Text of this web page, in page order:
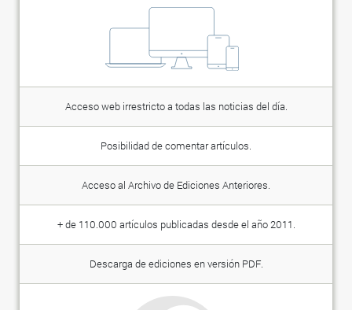
Acceso web irrestricto a todas las noticias del día.
Posibilidad de comentar artículos.
Acceso al Archivo de Ediciones Anteriores.
+ de 110.000 artículos publicadas desde el año 2011.
Descarga de ediciones en versión PDF.